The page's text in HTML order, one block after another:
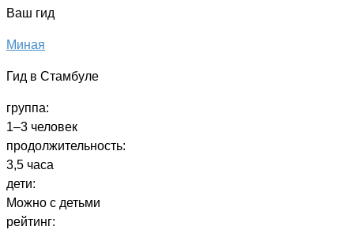
Ваш гид
Миная
Гид в Стамбуле
группа:
1–3 человек
продолжительность:
3,5 часа
дети:
Можно с детьми
рейтинг: